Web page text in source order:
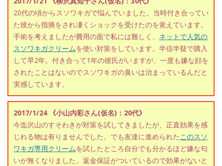
20代の頃からスソワキガで悩んでいました。当時付き合ってい
た彼から指摘をされ凄くショックを受けたのを覚えています。
手術を考えましたが費用の面で私には難しく、 ネットで人気の
スソワキガクリームを使い対策をしています。半信半疑で購入
して早2年。付き合って1年の彼氏がいますが、一度も嫌な顔を
されたことはないのでスソワキガの臭いは治まっているんだと
実感しています。
2017/1/24 《小山内彩さん(仮名)：20代》
今迄沢山のすそわきが対策を試してきましたが、正直効果を感
じれる物は有りませんでした。でも友達に進められたこのスソ
ワキガ専用クリームを試したところ自分でも分かるほど嫌な匂
いが無くなりました。返金保証がついているので効果がないと